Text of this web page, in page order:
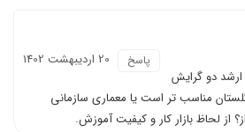
20 ارديبهشت 1402 پاسخ
دو گرایش
مناسب تر است یا معماری سازمانی
از لحاظ بازار کار و کیفیت آموزش.